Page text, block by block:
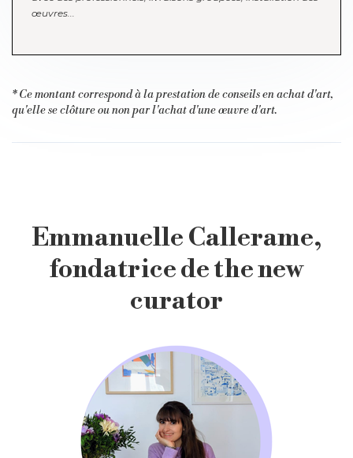
œuvres...
* Ce montant correspond à la prestation de conseils en achat d'art,
qu'elle se clôture ou non par l'achat d'une œuvre d'art.
Emmanuelle Callerame,
fondatrice de the new
curator